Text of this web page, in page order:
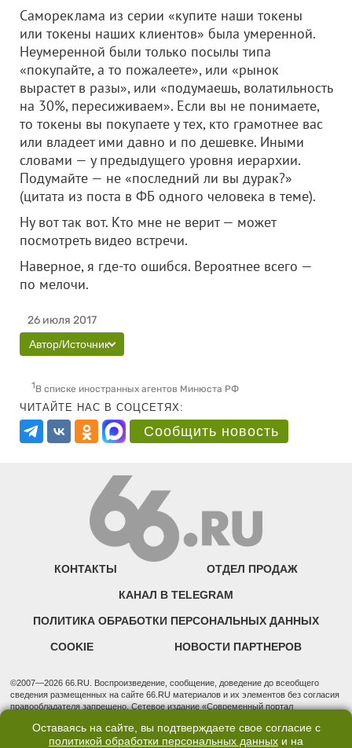
Самореклама из серии «купите наши токены
или токены наших клиентов» была умеренной.
Неумеренной были только посылы типа
«покупайте, а то пожалеете», или «рынок
вырастет в разы», или «подумаешь, волатильность
на 30%, пересиживаем». Если вы не понимаете,
то токены вы покупаете у тех, кто грамотнее вас
или владеет ими давно и по дешевке. Иными
словами — у предыдущего уровня иерархии.
Подумайте — не «последний ли вы дурак?»
(цитата из поста в ФБ одного человека в теме).
Ну вот так вот. Кто мне не верит — может
посмотреть видео встречи.
Наверное, я где-то ошибся. Вероятнее всего —
по мелочи.
26 июля 2017
Автор/Источник
1В списке иностранных агентов Минюста РФ
ЧИТАЙТЕ НАС В СОЦСЕТЯХ:
Сообщить новость
КОНТАКТЫ ОТДЕЛ ПРОДАЖ
КАНАЛ В TELEGRAM
ПОЛИТИКА ОБРАБОТКИ ПЕРСОНАЛЬНЫХ ДАННЫХ
COOKIE НОВОСТИ ПАРТНЕРОВ
©2007—2026 66.RU. Воспроизведение, сообщение, доведение до всеобщего
сведения размещенных на сайте 66.RU материалов и их элементов без согласия
правообладателя запрещено. Сетевое издание «Современный портал
надзору в сфере связи, информационных технологий и массовых коммуникаций
(Роскомнадзор). Регистрационный номер ЭЛ № ФС 77 - 76634 от 02.09.2019
Оставаясь на сайте, вы подтверждаете свое согласие с
политикой обработки персональных данных и на